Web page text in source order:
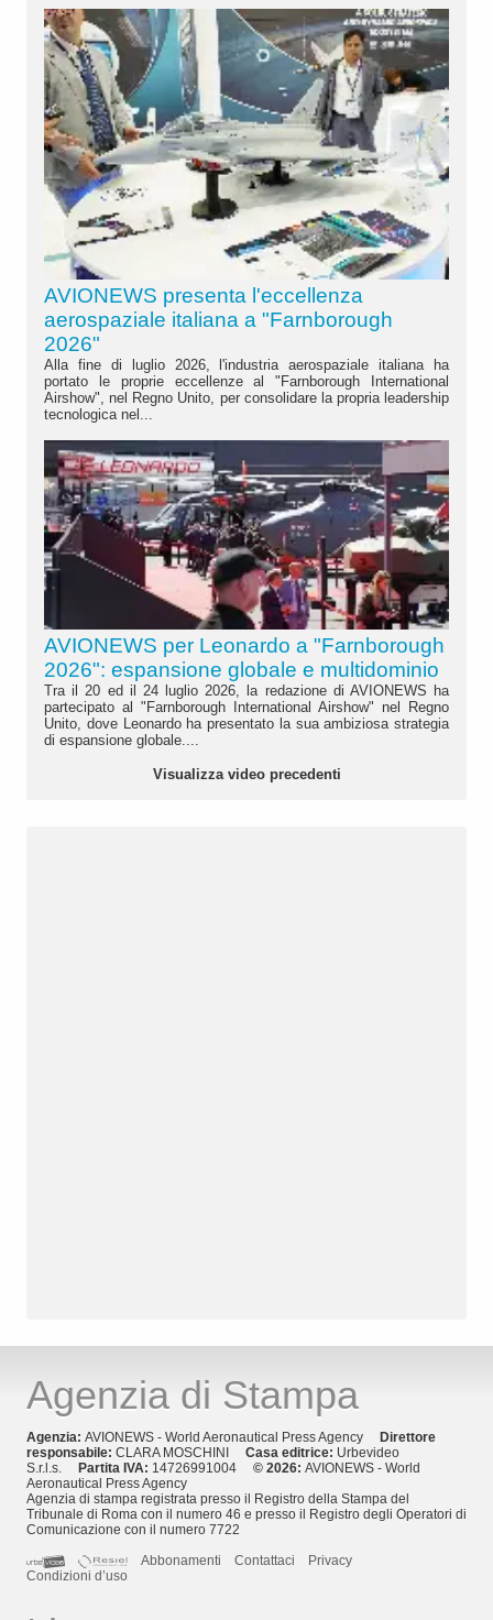
AVIONEWS presenta l'eccellenza
aerospaziale italiana a "Farnborough
2026"
Alla fine di luglio 2026, l'industria aerospaziale italiana ha
portato le proprie eccellenze al "Farnborough International
Airshow", nel Regno Unito, per consolidare la propria leadership
tecnologica nel...
AVIONEWS per Leonardo a "Farnborough
2026": espansione globale e multidominio
Tra il 20 ed il 24 luglio 2026, la redazione di AVIONEWS ha
partecipato al "Farnborough International Airshow" nel Regno
Unito, dove Leonardo ha presentato la sua ambiziosa strategia
di espansione globale....
Visualizza video precedenti
Agenzia di Stampa
Agenzia: AVIONEWS - World Aeronautical Press Agency
Direttore
responsabile: CLARA MOSCHINI Casa editrice: Urbevideo
S.r.l.s.
Partita IVA: 14726991004 © 2026: AVIONEWS - World
Aeronautical Press Agency
Agenzia di stampa registrata presso il Registro della Stampa del
Tribunale di Roma con il numero 46 e presso il Registro degli Operatori di
Comunicazione con il numero 7722
Abbonamenti
Contattaci
Privacy
Condizioni d’uso